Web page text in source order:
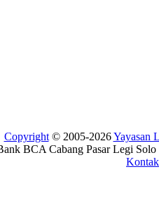
Copyright© 2005-2026Yayasan
BCA Cabang Pasar Legi
Kontak